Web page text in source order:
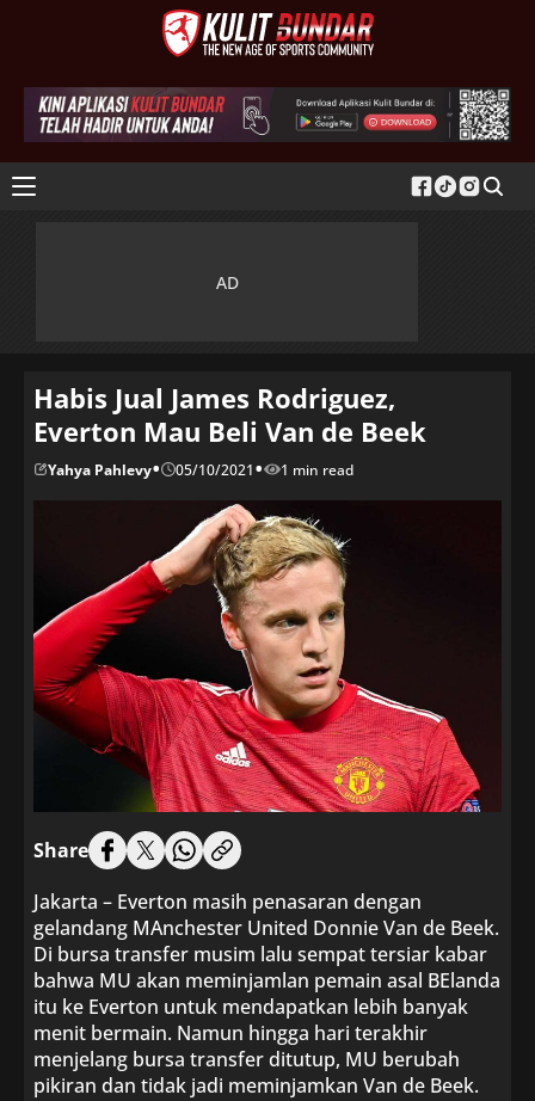
Habis Jual James Rodriguez,
Everton Mau Beli Van de Beek
Yahya Pahlevy• 05/10/2021• 1 min read
Share
Jakarta – Everton masih penasaran dengan
gelandang MAnchester United Donnie Van de Beek.
Di bursa transfer musim lalu sempat tersiar kabar
bahwa MU akan meminjamlan pemain asal BElanda
itu ke Everton untuk mendapatkan lebih banyak
menit bermain. Namun hingga hari terakhir
menjelang bursa transfer ditutup, MU berubah
pikiran dan tidak jadi meminjamkan Van de Beek.